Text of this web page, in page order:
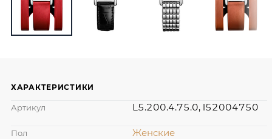
ХАРАКТЕРИСТИКИ
Артикул L5.200.4.75.0, l52004750
Пол Женские